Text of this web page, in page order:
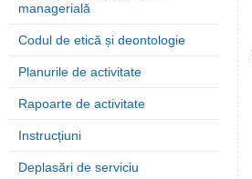
managerială
Codul de etică și deontologie
Planurile de activitate
Rapoarte de activitate
Instrucțiuni
Deplasări de serviciu